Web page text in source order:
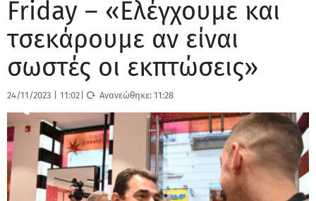
Friday – «Ελέγχουμε και
τσεκάρουμε αν είναι
σωστές οι εκπτώσεις»
24/11/2023 11:02 Ανανεώθηκε:11:28